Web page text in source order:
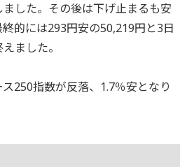
した。その後は下げ止まるも安
的には293円安の50,219円と3日
ました。
250指数が反落、1.7％安となり